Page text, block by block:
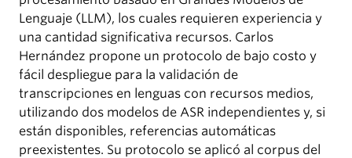
Lenguaje (LLM), los cuales requieren experiencia y
una cantidad significativa recursos. Carlos
Hernández propone un protocolo de bajo costo y
fácil despliegue para la validación de
transcripciones en lenguas con recursos medios,
utilizando dos modelos de ASR independientes y, si
están disponibles, referencias automáticas
preexistentes. Su protocolo se aplicó al corpus del